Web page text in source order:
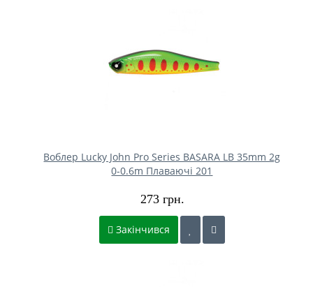
Воблер Lucky John Pro Series BASARA LB 35mm 2g
0-0.6m Плаваючі 201
273 грн.
Закінчився